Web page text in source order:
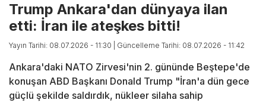
Trump Ankara'dan dünyaya ilan
etti: İran ile ateşkes bitti!
Yayın Tarihi: 08.07.2026 - 11:30 | Güncelleme Tarihi: 08.07.2026 - 11:42
Ankara'daki NATO Zirvesi'nin 2. gününde Beştepe'de
konuşan ABD Başkanı Donald Trump "İran'a dün gece
güçlü şekilde saldırdık, nükleer silaha sahip